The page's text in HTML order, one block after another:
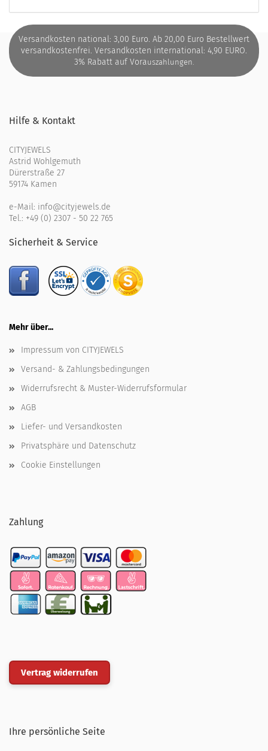
Versandkosten national: 3,00 Euro. Ab 20,00 Euro Bestellwert
versandkostenfrei. Versandkosten international: 4,90 EURO.
3% Rabatt auf Vorauszahlungen.
Hilfe & Kontakt
CITYJEWELS
Astrid Wohlgemuth
Dürerstraße 27
59174 Kamen
e-Mail: info@cityjewels.de
Tel.: +49 (0) 2307 - 50 22 765
Sicherheit & Service
Mehr über...
Impressum von CITYJEWELS
Versand- & Zahlungsbedingungen
Widerrufsrecht & Muster-Widerrufsformular
AGB
Liefer- und Versandkosten
Privatsphäre und Datenschutz
Cookie Einstellungen
Zahlung
Vertrag widerrufen
Ihre persönliche Seite